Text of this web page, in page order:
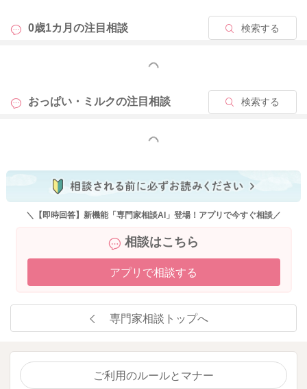
てきます。
そのため、何かあればおっぱいを求める反応は、赤ちゃんか自
ですので、頻回直母を求めがちなこともよくあります。
1時間くらいで泣いてしまう場合には、おっぱいだけあげてみて
0歳1カ月の注目相談 検索する
もっと見る
おっぱい・ミルクの注目相談 検索する
もっと見る
＼【即時回答】新機能「専門家相談AI」登場！アプリで今すぐ相談／
相談はこちら
アプリで相談する
専門家相談トップへ
ご利用のルールとマナー